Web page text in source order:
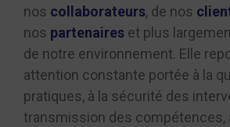
nos collaborateurs, de nos
nos partenaires et plus
de notre environnement. Elle
attention constante portée à la
pratiques, à la sécurité des
transmission des compétences,